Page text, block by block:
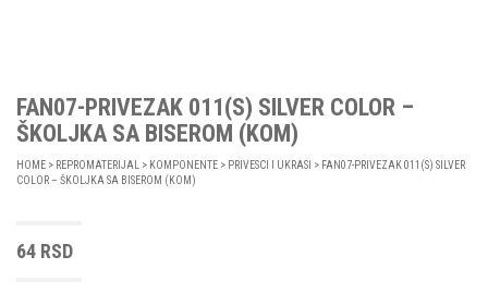
FAN07-PRIVEZAK 011(S) SILVER COLOR –
ŠKOLJKA SA BISEROM (KOM)
HOME > REPROMATERIJAL > KOMPONENTE > PRIVESCI I UKRASI > FAN07-PRIVEZAK 011(S) SILVER
COLOR – ŠKOLJKA SA BISEROM (KOM)
64 RSD